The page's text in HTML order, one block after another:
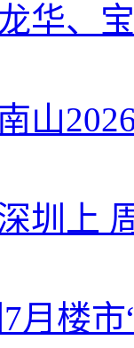
华、
山
圳上
月楼